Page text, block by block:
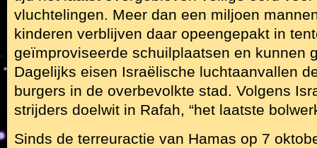
vluchtelingen. Meer dan een miljoen
kinderen verblijven daar opeengepakt in
geïmproviseerde schuilplaatsen en kunnen
Dagelijks eisen Israëlische luchtaanvallen
burgers in de overbevolkte stad. Volgens
strijders doelwit in Rafah, “het laatste
Sinds de terreuractie van Hamas op 7